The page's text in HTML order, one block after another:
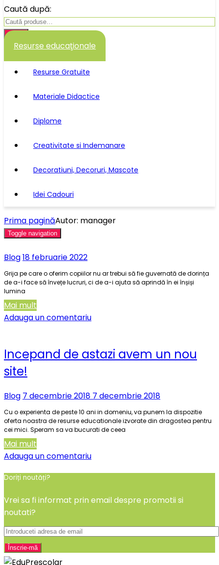
Caută după:
Caută
Resurse educaţionale
Resurse Gratuite
Materiale Didactice
Diplome
Creativitate si Indemanare
Decoratiuni, Decoruri, Mascote
Idei Cadouri
Prima paginăAutor: manager
Toggle navigation
Blog18 februarie 2022
Grija pe care o oferim copiilor nu ar trebui să fie guvernată de dorința
de a-i face să învețe lucruri, ci de a-i ajuta să aprindă în ei înșiși
lumina
Mai mult
Adauga un comentariu
Incepand de astazi avem un nou
site!
Blog 7 decembrie 2018 7 decembrie 2018
Cu o experienta de peste 10 ani in domeniu, va punem la dispozitie
oferta noastra de resurse educationale izvorate din dragostea pentru
cei mici. Speram sa va bucurati de ceea
Mai mult
Adauga un comentariu
Doriți noutăți?
Vrei sa fi informat prin email despre promotii si
noutati?